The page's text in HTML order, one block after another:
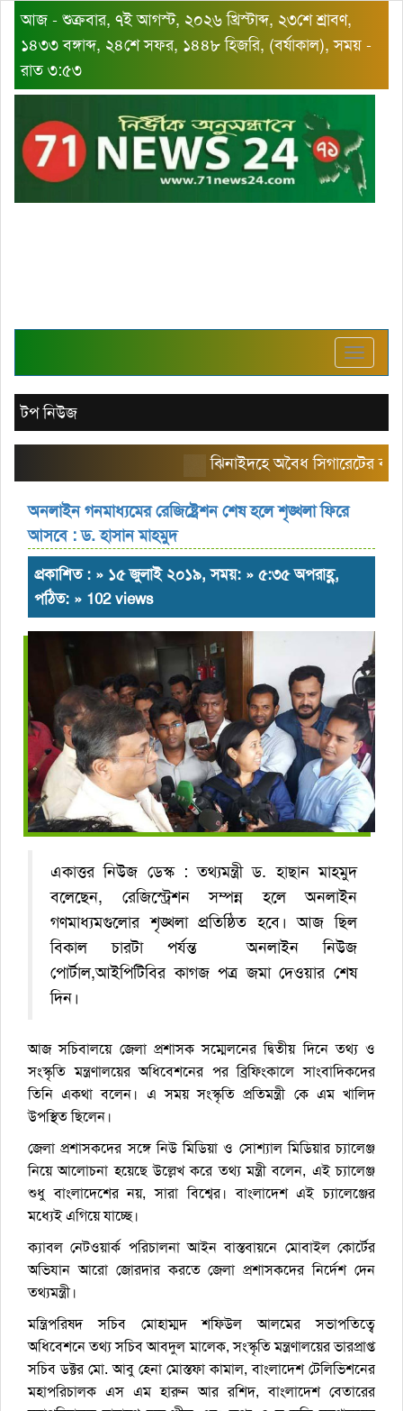
আজ - শুক্রবার, ৭ই আগস্ট, ২০২৬ খ্রিস্টাব্দ, ২৩শে শ্রাবণ,
১৪৩৩ বঙ্গাব্দ, ২৪শে সফর, ১৪৪৮ হিজরি, (বর্ষাকাল), সময় -
রাত ৩:৫৩
Toggle
টপ নিউজ
ঝিনাইদহে অবৈধ সিগারেটের বাজার
অনলাইন গনমাধ্যমের রেজিষ্ট্রেশন শেষ হলে শৃঙ্খলা ফিরে
আসবে : ড. হাসান মাহমুদ
প্রকাশিত : » ১৫ জুলাই ২০১৯, সময়: » ৫:৩৫ অপরাহ্ণ,
পঠিত: » 102 views
একাত্তর নিউজ ডেস্ক : তথ্যমন্ত্রী ড. হাছান মাহমুদ
বলেছেন, রেজিস্ট্রেশন সম্পন্ন হলে অনলাইন
গণমাধ্যমগুলোর শৃঙ্খলা প্রতিষ্ঠিত হবে। আজ ছিল
বিকাল চারটা পর্যন্ত অনলাইন নিউজ
পোর্টাল,আইপিটিবির কাগজ পত্র জমা দেওয়ার শেষ
দিন।
আজ সচিবালয়ে জেলা প্রশাসক সম্মেলনের দ্বিতীয় দিনে তথ্য ও
সংস্কৃতি মন্ত্রণালয়ের অধিবেশনের পর ব্রিফিংকালে সাংবাদিকদের
তিনি একথা বলেন। এ সময় সংস্কৃতি প্রতিমন্ত্রী কে এম খালিদ
উপস্থিত ছিলেন।
জেলা প্রশাসকদের সঙ্গে নিউ মিডিয়া ও সোশ্যাল মিডিয়ার চ্যালেঞ্জ
নিয়ে আলোচনা হয়েছে উল্লেখ করে তথ্য মন্ত্রী বলেন, এই চ্যালেঞ্জ
শুধু বাংলাদেশের নয়, সারা বিশ্বের। বাংলাদেশ এই চ্যালেঞ্জের
মধ্যেই এগিয়ে যাচ্ছে।
ক্যাবল নেটওয়ার্ক পরিচালনা আইন বাস্তবায়নে মোবাইল কোর্টের
অভিযান আরো জোরদার করতে জেলা প্রশাসকদের নির্দেশ দেন
তথ্যমন্ত্রী।
মন্ত্রিপরিষদ সচিব মোহাম্মদ শফিউল আলমের সভাপতিত্বে
অধিবেশনে তথ্য সচিব আবদুল মালেক, সংস্কৃতি মন্ত্রণালয়ের ভারপ্রাপ্ত
সচিব ডক্টর মো. আবু হেনা মোস্তফা কামাল, বাংলাদেশ টেলিভিশনের
মহাপরিচালক এস এম হারুন আর রশিদ, বাংলাদেশ বেতারের